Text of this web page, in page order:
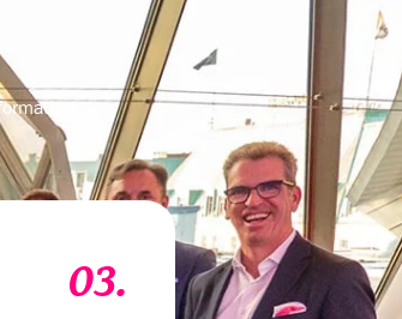
03.